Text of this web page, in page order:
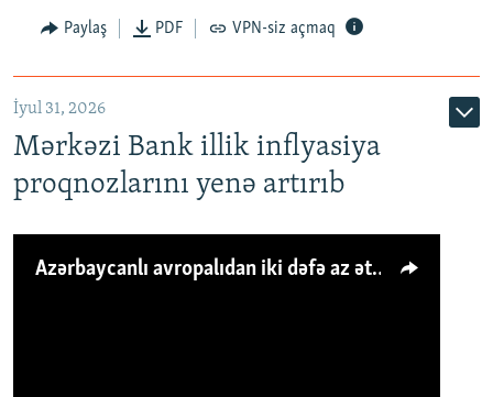
Paylaş PDF VPN-siz açmaq
İyul 31, 2026
Mərkəzi Bank illik inflyasiya
proqnozlarını yenə artırıb
Azərbaycanlı avropalıdan iki dəfə az ət yeyir, amma... 'Qiymət artımı qaçılmazdır'